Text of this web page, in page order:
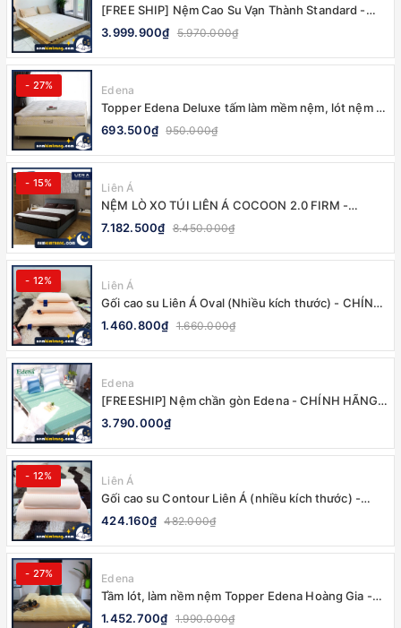
[FREE SHIP] Nệm Cao Su Vạn Thành Standard -
CHÍNH HÃNG, BẢO HÀNH 12 NĂM
3.999.900₫ 5.970.000₫
- 27% Edena
Topper Edena Deluxe tấm làm mềm nệm, lót nệm -
CHÍNH HÃNG
693.500₫ 950.000₫
- 15% Liên Á
NỆM LÒ XO TÚI LIÊN Á COCOON 2.0 FIRM -
CHÍNH HÃNG, BẢO HÀNH 10 NĂM
7.182.500₫ 8.450.000₫
- 12% Liên Á
Gối cao su Liên Á Oval (Nhiều kích thước) - CHÍNH
HÃNG
1.460.800₫ 1.660.000₫
Edena
[FREESHIP] Nệm chần gòn Edena - CHÍNH HÃNG,
BẢO HÀNH 5 NĂM
3.790.000₫
- 12% Liên Á
Gối cao su Contour Liên Á (nhiều kích thước) -
100% CHÍNH HÃNG
424.160₫ 482.000₫
- 27% Edena
Tầm lót, làm nềm nệm Topper Edena Hoàng Gia -
CHÍNH HÃNG, MỀM MẠI
1.452.700₫ 1.990.000₫